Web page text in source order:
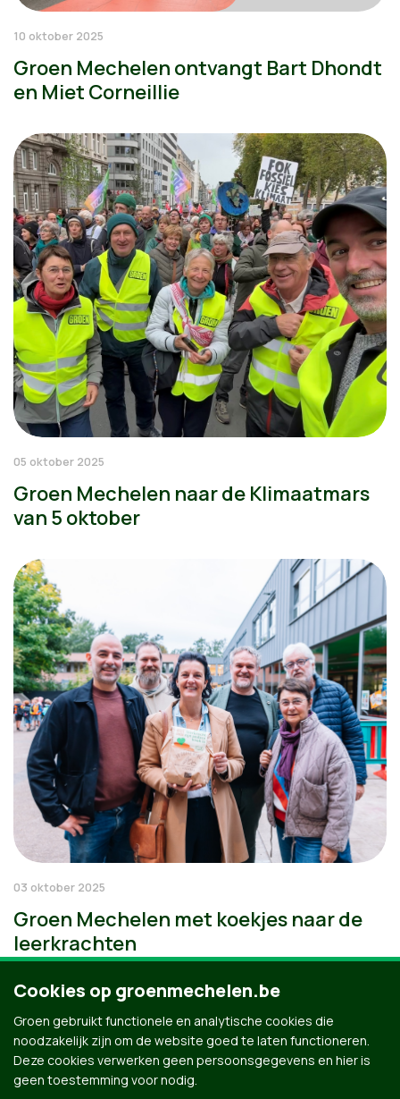
10 oktober 2025
Groen Mechelen ontvangt Bart Dhondt
en Miet Corneillie
05 oktober 2025
Groen Mechelen naar de Klimaatmars
van 5 oktober
03 oktober 2025
Groen Mechelen met koekjes naar de
leerkrachten
Cookies op groenmechelen.be
Groen gebruikt functionele en analytische cookies die
noodzakelijk zijn om de website goed te laten functioneren.
Deze cookies verwerken geen persoonsgegevens en hier is
geen toestemming voor nodig.